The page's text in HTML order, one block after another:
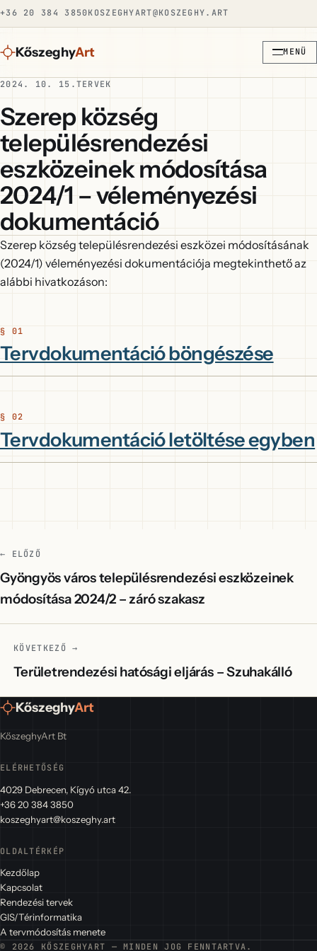
+36 20 384 3850KOSZEGHYART@KOSZEGHY.ART
KőszeghyArt MENÜ
2024. 10. 15.TERVEK
Szerep község
településrendezési
eszközeinek módosítása
2024/1 – véleményezési
dokumentáció
Szerep község településrendezési eszközei módosításának
(2024/1) véleményezési dokumentációja megtekinthető az
alábbi hivatkozáson:
Tervdokumentáció böngészése
Tervdokumentáció letöltése egyben
← ELŐZŐ
Gyöngyös város településrendezési eszközeinek
módosítása 2024/2 – záró szakasz
KÖVETKEZŐ →
Területrendezési hatósági eljárás – Szuhakálló
KőszeghyArt
KőszeghyArt Bt
ELÉRHETŐSÉG
4029 Debrecen, Kígyó utca 42.
+36 20 384 3850
koszeghyart@koszeghy.art
OLDALTÉRKÉP
Kezdőlap
Kapcsolat
Rendezési tervek
GIS/Térinformatika
A tervmódosítás menete
© 2026 KŐSZEGHYART — MINDEN JOG FENNTARTVA.